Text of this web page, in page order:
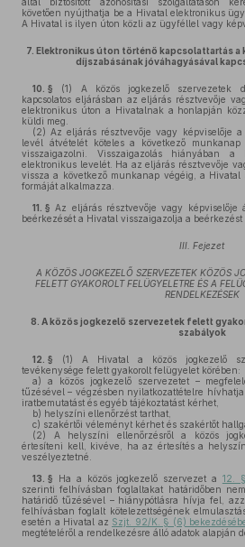
követően nyújthatja be a Hivatal elektronikus
A Hivatal is ilyen úton közli az ügyféllel vagy
7. Elektronikus úton történő kapcsolattartás a
díjszabásának jóváhagyásával
10. § (1)
A közös jogkezelő szervezetek
kapcsolatos eljárásban az eljárás résztvevője
elektronikus úton a Hivatalnak a honlapján
küldi meg.
(2) Az eljárás résztvevője vagy képviselője
levél átvételét köteles a következő
visszaigazolni. Visszaigazolás hiányában a
elektronikus levelét. Ha az eljárás résztvevője
vissza a következő munkanap végéig, a
formáját alkalmazza.
11. § Az eljárás résztvevője vagy képviselője
beérkezését a Hivatal visszaigazolja a beérkezést
III. Fejezet
A KÖZÖS JOGKEZELŐ SZERVEZETEK KÖZÖS
FELETT GYAKOROLT FELÜGYELETRE ÉS A
RENDELKEZÉSEK
8. A közös jogkezelő szervezetek felett
szabályok
12. § (1) A Hivatal a közös jogkezelő
tevékenysége felett gyakorolt felügyelet körében:
a) a közös jogkezelő szervezetet –
tűzésével – végzésben nyilatkozattételre
iratbemutatást és egyéb tájékoztatást kérhet,
b) helyszíni ellenőrzést tarthat,
c) szakértői véleményt kérhet és szakértőt
(2) A helyszíni ellenőrzésről a közös
értesíteni kell, kivéve, ha az értesítés a
veszélyeztetné.
13. § Ha a közös jogkezelő szervezet a 12.
szerinti felhívásban foglaltakat határidőben
határidő tűzésével – hiánypótlásra hívja fel,
felhívásban foglalt kötelezettségének
esetén a Hivatal az Szjt. 92/K. § (6)
megtételéről a rendelkezésre álló adatok alapján